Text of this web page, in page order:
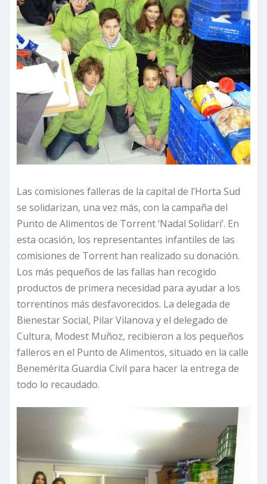
Las comisiones falleras de la capital de l’Horta Sud
se solidarizan, una vez más, con la campaña del
Punto de Alimentos de Torrent ‘Nadal Solidari’. En
esta ocasión, los representantes infantiles de las
comisiones de Torrent han realizado su donación.
Los más pequeños de las fallas han recogido
productos de primera necesidad para ayudar a los
torrentinos más desfavorecidos. La delegada de
Bienestar Social, Pilar Vilanova y el delegado de
Cultura, Modest Muñoz, recibieron a los pequeños
falleros en el Punto de Alimentos, situado en la calle
Benemérita Guardia Civil para hacer la entrega de
todo lo recaudado.